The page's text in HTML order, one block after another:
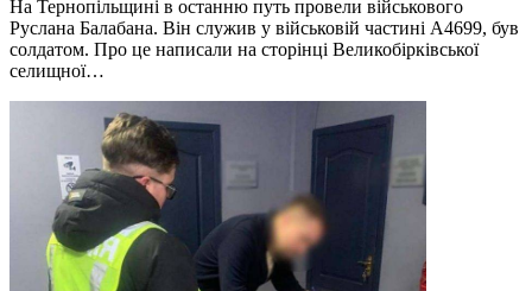
На Тернопільщині в останню путь провели військового
Руслана Балабана. Він служив у військовій частині А4699, був
солдатом. Про це написали на сторінці Великобірківської
селищної…